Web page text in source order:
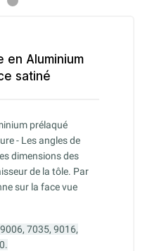
en Aluminium
satiné
prélaqué
- Les angles de
dimensions des
de la tôle. Par
sur la face vue
7035, 9016,